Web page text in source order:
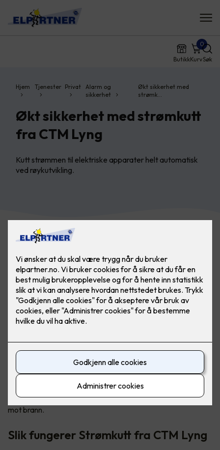
ButikkKurv
0
Søk
Hjem Tjenester Privat
Alarm og
sikkerhet
Økt sikkerhet med
strømk…
Økt sikkerhet med strømkutt
fra CTM Lyng
Kutt strømmen til elektriske apparater helt automatisk
ved røykutvikling.
Tryggere og mer brannsikre hjem
Sikkerhetsløsningen kalt «Strømkutt» sørger for å stenge
strømmen til elektriske apparater ved røykutvikling, og det
kan forhindre eller redusere brannskader i boligen din. Det er
en enkel måte for deg å bedre sikre din familie og deg selv
mot brann.
Slik fungerer Strømkutt fra CTM Lyng